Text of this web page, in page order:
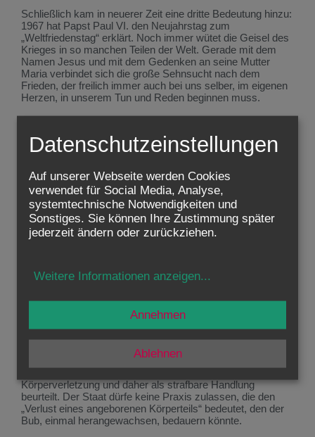
Schließlich kam in neuerer Zeit eine dritte Bedeutung hinzu:
1967 hat Papst Paul VI. den Neujahrstag zum
„Weltfriedenstag“ erklärt. Noch immer wütet die Geisel des
Krieges in so manchen Teilen der Welt. Gerade mit dem
Namen Jesus und mit dem Gedenken an seine Mutter
Maria verbindet sich die große Sehnsucht nach dem
Frieden, der freilich immer auch bei uns selber, im eigenen
Herzen, in unserem Tun und Reden beginnen muss.
möchte ich heute einen aufgreifen, aus besonderem
Anlass: „Als acht Tage vergangen waren und das Kind
beschnitten wurde, gab man ihm den Namen Jesus“. Nach
dem Gesetz des Alten Bundes ist jedes männliche Kind
acht Tage nach seiner Geburt zu beschneiden.
Dieses körperliche Zeichen der Entfernung der Vorhaut am
männlichen Glied hat sicherlich auch hygienische Gründe,
weshalb etwa in den USA heute viele Eltern auch aus nicht
religiösen Gründen die Beschneidung ihrer Söhne
Viel gewichtiger aber sind die religiösen Motive, gilt doch die
dem jüdischen Volk. Wie man nicht Christ sein kann ohne
die Taufe, so ist für (männliche) Juden die Beschneidung
Deshalb ist es verständlich, dass ein Urteil des Kölner
Landesgerichts vor einigen Monaten große Debatten und
Körperverletzung und daher als strafbare Handlung
beurteilt. Der Staat dürfe keine Praxis zulassen, die den
„Verlust eines angeborenen Körperteils“ bedeutet, den der
Bub, einmal herangewachsen, bedauern könnte.
Datenschutzeinstellungen
Auf unserer Webseite werden Cookies
verwendet für Social Media, Analyse,
systemtechnische Notwendigkeiten und
Sonstiges. Sie können Ihre Zustimmung später
jederzeit ändern oder zurückziehen.
Weitere Informationen anzeigen...
Ablehnen
Annehmen